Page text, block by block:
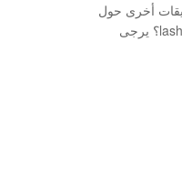
أخرى حول
موقع lasharaffiljareemah.net؟ يرجى